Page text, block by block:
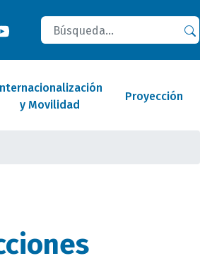
Buscar
y Movilidad
Proyección